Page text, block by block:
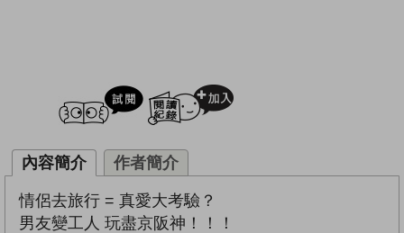
試閲
內容簡介 作者簡介
情侶去旅行 = 真愛大考驗？
男友變工人 玩盡京阪神！！！